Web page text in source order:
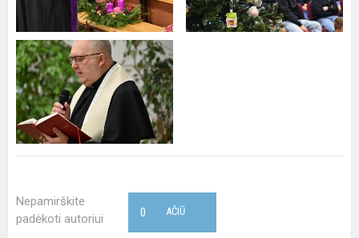
Nepamirškite
padėkoti autoriui
AČIŪ
0